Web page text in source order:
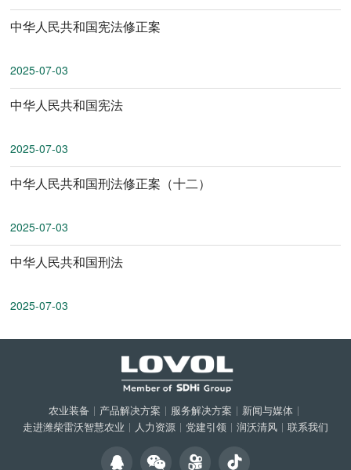
中华人民共和国宪法修正案
2025-07-03
中华人民共和国宪法
2025-07-03
中华人民共和国刑法修正案（十二）
2025-07-03
中华人民共和国刑法
2025-07-03
农业装备 | 产品解决方案 | 服务解决方案 | 新闻与媒体 |
走进潍柴雷沃智慧农业 | 人力资源 | 党建引领 | 润沃清风 | 联系我们